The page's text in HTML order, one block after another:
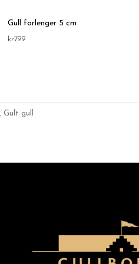
Gull forlenger 5 cm
kr799
, Gult gull